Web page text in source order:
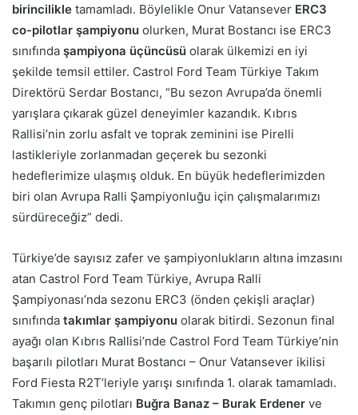
birincilikle tamamladı. Böylelikle Onur Vatansever ERC3
co-pilotlar şampiyonu olurken, Murat Bostancı ise ERC3
sınıfında şampiyona üçüncüsü olarak ülkemizi en iyi
şekilde temsil ettiler. Castrol Ford Team Türkiye Takım
Direktörü Serdar Bostancı, “Bu sezon Avrupa’da önemli
yarışlara çıkarak güzel deneyimler kazandık. Kıbrıs
Rallisi’nin zorlu asfalt ve toprak zeminini ise Pirelli
lastikleriyle zorlanmadan geçerek bu sezonki
hedeflerimize ulaşmış olduk. En büyük hedeflerimizden
biri olan Avrupa Ralli Şampiyonluğu için çalışmalarımızı
sürdüreceğiz” dedi.
Türkiye’de sayısız zafer ve şampiyonlukların altına imzasını
atan Castrol Ford Team Türkiye, Avrupa Ralli
Şampiyonası’nda sezonu ERC3 (önden çekişli araçlar)
sınıfında takımlar şampiyonu olarak bitirdi. Sezonun final
ayağı olan Kıbrıs Rallisi’nde Castrol Ford Team Türkiye’nin
başarılı pilotları Murat Bostancı – Onur Vatansever ikilisi
Ford Fiesta R2T’leriyle yarışı sınıfında 1. olarak tamamladı.
Takımın genç pilotları Buğra Banaz – Burak Erdener ve